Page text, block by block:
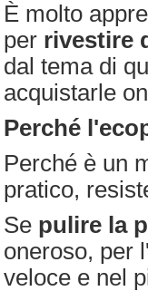
È molto
per rivestire
dal tema di
acquistarle
Perché
Perché è un
pratico,
Se pulire la
oneroso, per
veloce e nel